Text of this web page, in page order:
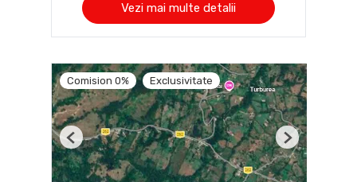
Vezi mai multe detalii
Comision 0% Exclusivitate
Previous Next